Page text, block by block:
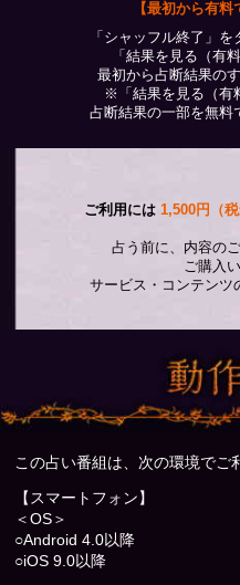
【最初から有料
「シャッフル終了」
「結果を見る（有
最初から占断結果の
※「結果を見る（有
占断結果の一部を無料
ご利用には1,500円（税
占う前に、内容の
ご購入
サービス・コンテンツ
この占い番組は、次の環境でご
【スマートフォン】
＜OS＞
○Android 4.0以降
○iOS 9.0以降